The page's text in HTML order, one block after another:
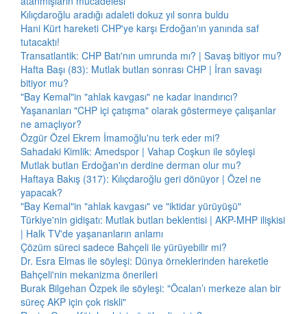
Kılıçdaroğlu aradığı adaleti dokuz yıl sonra buldu
Hani Kürt hareketi CHP'ye karşı Erdoğan'ın yanında saf
tutacaktı!
Transatlantik: CHP Batı'nın umrunda mı? | Savaş bitiyor mu?
Hafta Başı (83): Mutlak butlan sonrası CHP | İran savaşı
bitiyor mu?
"Bay Kemal"in "ahlak kavgası" ne kadar inandırıcı?
Yaşananları "CHP içi çatışma" olarak göstermeye çalışanlar
ne amaçlıyor?
Özgür Özel Ekrem İmamoğlu'nu terk eder mi?
Sahadaki Kimlik: Amedspor | Vahap Coşkun ile söyleşi
Mutlak butlan Erdoğan'ın derdine derman olur mu?
Haftaya Bakış (317): Kılıçdaroğlu geri dönüyor | Özel ne
yapacak?
"Bay Kemal"in "ahlak kavgası" ve "iktidar yürüyüşü"
Türkiye'nin gidişatı: Mutlak butlan beklentisi | AKP-MHP ilişkisi
| Halk TV'de yaşananların anlamı
Çözüm süreci sadece Bahçeli ile yürüyebilir mi?
Dr. Esra Elmas ile söyleşi: Dünya örneklerinden hareketle
Bahçeli'nin mekanizma önerileri
Burak Bilgehan Özpek ile söyleşi: "Öcalan’ı merkeze alan bir
süreç AKP için çok riskli"